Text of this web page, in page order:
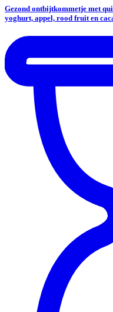
Gezond ontbijtkommetje met
yoghurt, appel, rood fruit en